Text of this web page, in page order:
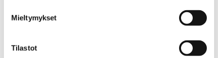
Mieltymykset
Tilastot
Maauimala